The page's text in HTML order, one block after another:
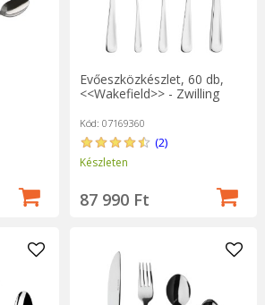
Evőeszközkészlet, 60 db,
<<Wakefield>> - Zwilling
Kód: 07169360
(2)
Készleten
87 990 Ft